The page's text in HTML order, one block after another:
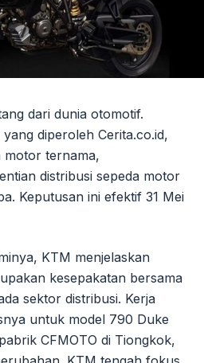
dari dunia otomotif.
diperoleh Cerita.co.id,
motor ternama,
distribusi sepeda motor
Keputusan ini efektif 31 Mei
KTM menjelaskan
kesepakatan bersama
sektor distribusi. Kerja
untuk model 790 Duke
CFMOTO di Tiongkok,